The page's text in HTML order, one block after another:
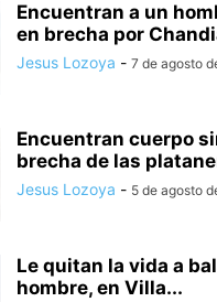
Encuentran a un
en brecha por
Jesus Lozoya - 7 de agosto
Encuentran cuerpo
brecha de las
Jesus Lozoya - 5 de agosto
Le quitan la vida a
hombre, en Villa...